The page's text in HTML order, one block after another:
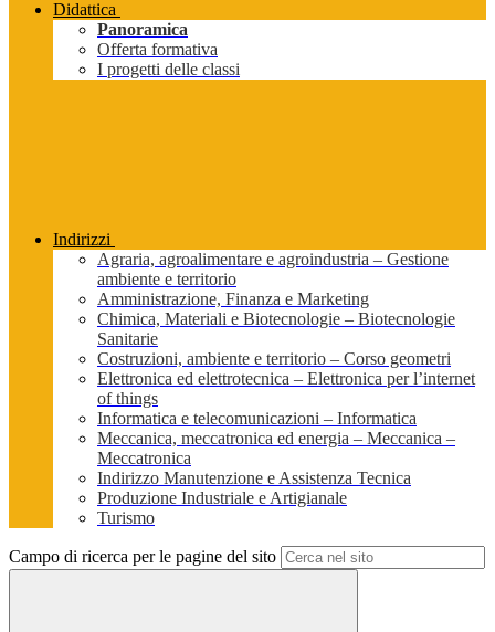
Didattica
Panoramica
Offerta formativa
I progetti delle classi
Indirizzi
Agraria, agroalimentare e agroindustria – Gestione
ambiente e territorio
Amministrazione, Finanza e Marketing
Chimica, Materiali e Biotecnologie – Biotecnologie
Sanitarie
Costruzioni, ambiente e territorio – Corso geometri
Elettronica ed elettrotecnica – Elettronica per l’internet
of things
Informatica e telecomunicazioni – Informatica
Meccanica, meccatronica ed energia – Meccanica –
Meccatronica
Indirizzo Manutenzione e Assistenza Tecnica
Produzione Industriale e Artigianale
Turismo
Campo di ricerca per le pagine del sito